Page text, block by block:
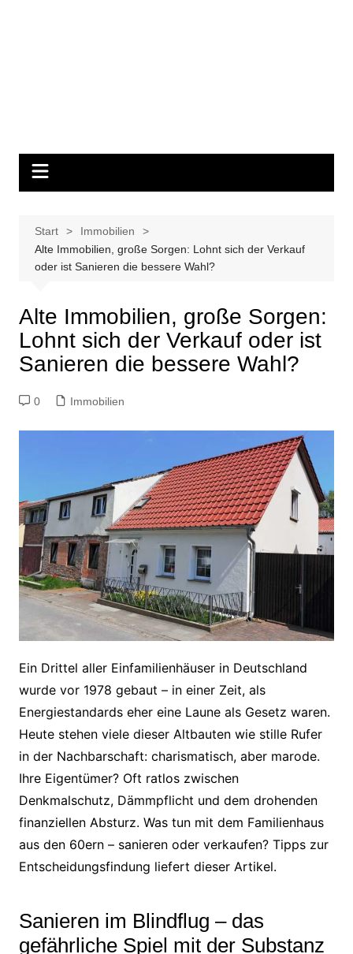
Start
Immobilien
Alte Immobilien, große Sorgen: Lohnt sich der Verkauf
oder ist Sanieren die bessere Wahl?
Alte Immobilien, große Sorgen:
Lohnt sich der Verkauf oder ist
Sanieren die bessere Wahl?
0 Immobilien
Ein Drittel aller Einfamilienhäuser in Deutschland
wurde vor 1978 gebaut – in einer Zeit, als
Energiestandards eher eine Laune als Gesetz waren.
Heute stehen viele dieser Altbauten wie stille Rufer
in der Nachbarschaft: charismatisch, aber marode.
Ihre Eigentümer? Oft ratlos zwischen
Denkmalschutz, Dämmpflicht und dem drohenden
finanziellen Absturz. Was tun mit dem Familienhaus
aus den 60ern – sanieren oder verkaufen? Tipps zur
Entscheidungsfindung liefert dieser Artikel.
Sanieren im Blindflug – das
gefährliche Spiel mit der Substanz